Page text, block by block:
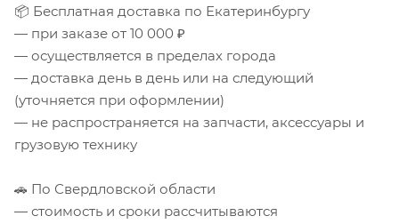
📦 Бесплатная доставка по Екатеринбургу
— при заказе от 10 000 ₽
— осуществляется в пределах города
— доставка день в день или на следующий
(уточняется при оформлении)
— не распространяется на запчасти, аксессуары и
грузовую технику
🚗 По Свердловской области
— стоимость и сроки рассчитываются